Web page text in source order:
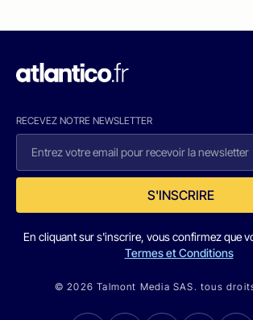
RECEVEZ NOTRE NEWSLETTER
S'INSCRIRE
En cliquant sur s'inscrire, vous confirmez que
Termes et Conditions
© 2026 Talmont Media SAS. tous